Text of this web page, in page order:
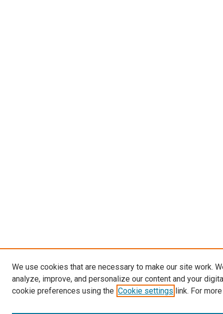
We use cookies that are necessary to make our site work.
analyze, improve, and personalize our content and your
cookie preferences using the Cookie settings link. For